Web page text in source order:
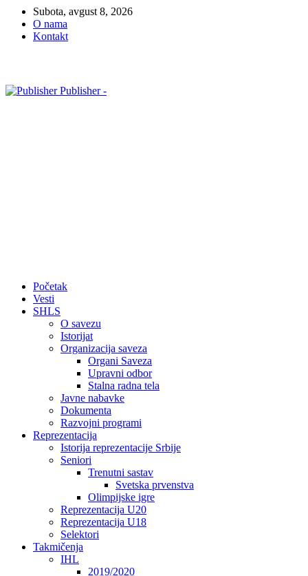
Subota, avgust 8, 2026
O nama
Kontakt
Publisher -
Početak
Vesti
SHLS
O savezu
Istorijat
Organizacija saveza
Organi Saveza
Upravni odbor
Stalna radna tela
Javne nabavke
Dokumenta
Razvojni programi
Reprezentacija
Istorija reprezentacije Srbije
Seniori
Trenutni sastav
Svetska prvenstva
Olimpijske igre
Reprezentacija U20
Reprezentacija U18
Selektori
Takmičenja
IHL
2019/2020